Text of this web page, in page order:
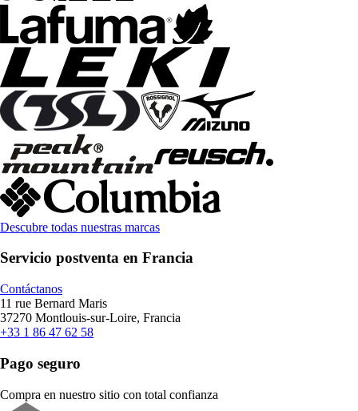
Descubre todas nuestras marcas
Servicio postventa en Francia
Contáctanos
11 rue Bernard Maris
37270 Montlouis-sur-Loire, Francia
+33 1 86 47 62 58
Pago seguro
Compra en nuestro sitio con total confianza